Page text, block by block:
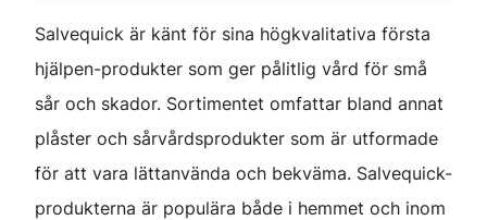
Salvequick är känt för sina högkvalitativa första
hjälpen-produkter som ger pålitlig vård för små
sår och skador. Sortimentet omfattar bland annat
plåster och sårvårdsprodukter som är utformade
för att vara lättanvända och bekväma. Salvequick-
produkterna är populära både i hemmet och inom